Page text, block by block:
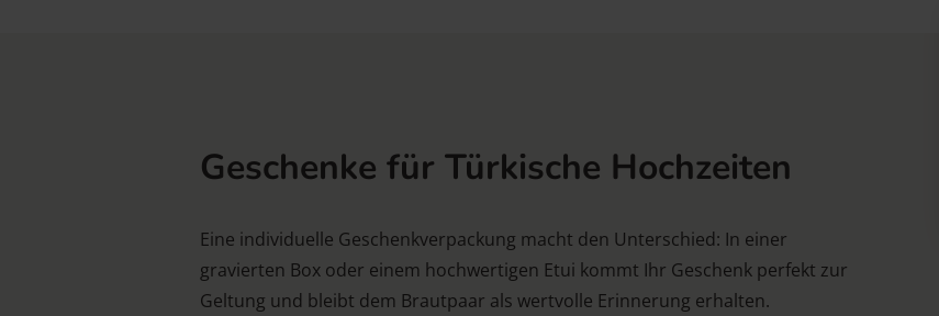
Geschenke für Türkische Hochzeiten
Eine individuelle Geschenkverpackung macht den Unterschied: In einer
gravierten Box oder einem hochwertigen Etui kommt Ihr Geschenk perfekt zur
Geltung und bleibt dem Brautpaar als wertvolle Erinnerung erhalten.